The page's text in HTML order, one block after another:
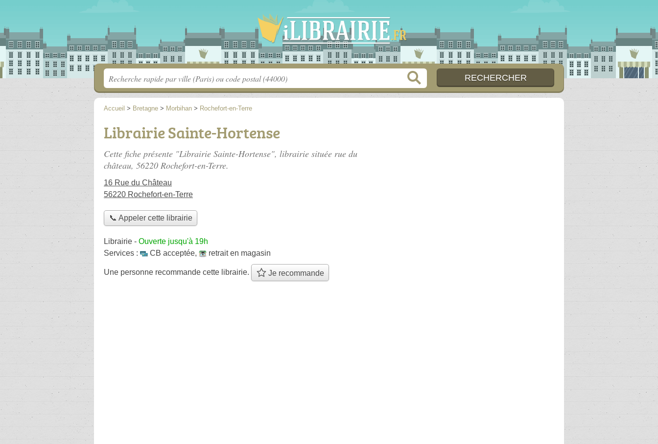
Accueil > Bretagne > Morbihan > Rochefort-en-Terre
Librairie Sainte-Hortense
Cette fiche présente "Librairie Sainte-Hortense", librairie située rue du
château, 56220 Rochefort-en-Terre.
16 Rue du Château
56220 Rochefort-en-Terre
📞 Appeler cette librairie
Librairie - Ouverte jusqu'à 19h
Services :
CB acceptée, retrait en magasin
Une personne recommande cette librairie. Je recommande